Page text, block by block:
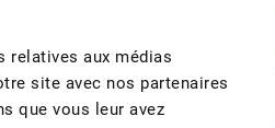
relatives aux médias
site avec nos partenaires
que vous leur avez